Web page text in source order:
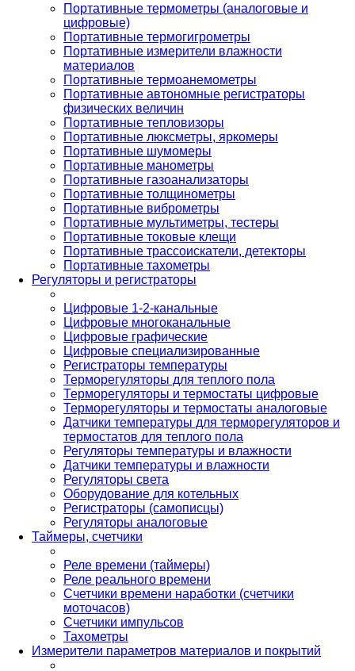
Портативные термометры (аналоговые и
цифровые)
Портативные термогигрометры
Портативные измерители влажности
материалов
Портативные термоанемометры
Портативные автономные регистраторы
физических величин
Портативные тепловизоры
Портативные люксметры, яркомеры
Портативные шумомеры
Портативные манометры
Портативные газоанализаторы
Портативные толщинометры
Портативные виброметры
Портативные мультиметры, тестеры
Портативные токовые клещи
Портативные трассоискатели, детекторы
Портативные тахометры
Регуляторы и регистраторы
Цифровые 1-2-канальные
Цифровые многоканальные
Цифровые графические
Цифровые специализированные
Регистраторы температуры
Терморегуляторы для теплого пола
Терморегуляторы и термостаты цифровые
Терморегуляторы и термостаты аналоговые
Датчики температуры для терморегуляторов и
термостатов для теплого пола
Регуляторы температуры и влажности
Датчики температуры и влажности
Регуляторы света
Оборудование для котельных
Регистраторы (самописцы)
Регуляторы аналоговые
Таймеры, счетчики
Реле времени (таймеры)
Реле реального времени
Счетчики времени наработки (счетчики
моточасов)
Счетчики импульсов
Тахометры
Измерители параметров материалов и покрытий